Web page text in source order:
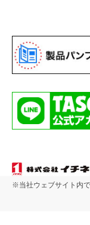
※当社ウェブサイト内